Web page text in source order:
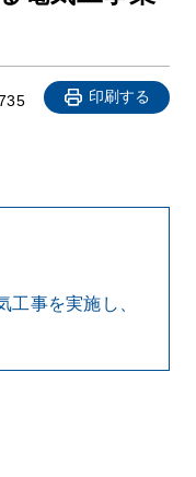
印刷する
事を実施し、